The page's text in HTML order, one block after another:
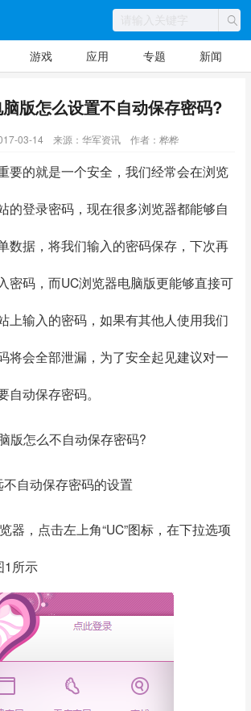
游戏 应用 专题 新闻
版怎么设置不自动保存密码?
03-14 来源：华军资讯 作者：桦桦
的就是一个安全，我们经常会在浏览
的登录密码，现在很多浏览器都能够自
数据，将我们输入的密码保存，下次再
密码，而UC浏览器电脑版更能够直接可
上输入的密码，如果有其他人使用我们
将会全部泄漏，为了安全起见建议对一
自动保存密码。
怎么不自动保存密码?
自动保存密码的设置
，点击左上角“UC”图标，在下拉选项
1所示